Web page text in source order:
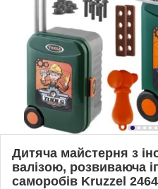
Дитяча майстерня з
валізою, розвиваюча
саморобів Kruzzel